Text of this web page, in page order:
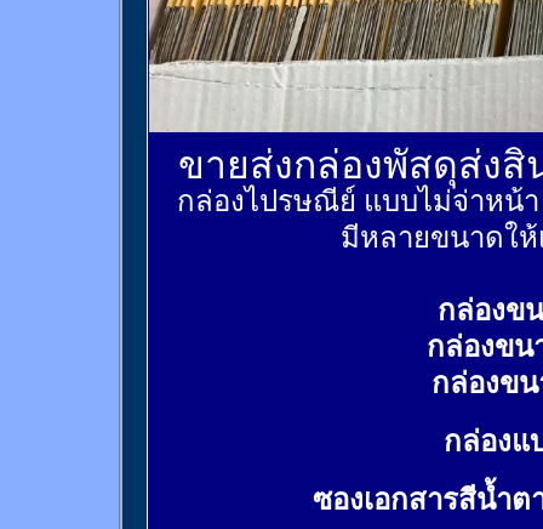
ขายส่งกล่องพัสดุส่ง
กล่องไปรษณีย์ แบบไม่จ่าหน้
มีหลายขนาดให้
กล่องข
กล่องขน
กล่องข
กล่องแ
ซองเอกสารสีน้ำต